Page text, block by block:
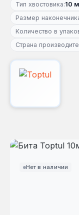
Тип хвостовика:10
Размер
Количество в
Страна
Нет в наличии
Пропустить